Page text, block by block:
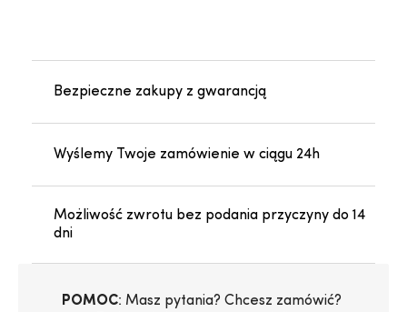
Bezpieczne zakupy z gwarancją
Wyślemy Twoje zamówienie w ciągu 24h
Możliwość zwrotu bez podania przyczyny do 14
dni
POMOC: Masz pytania? Chcesz zamówić?